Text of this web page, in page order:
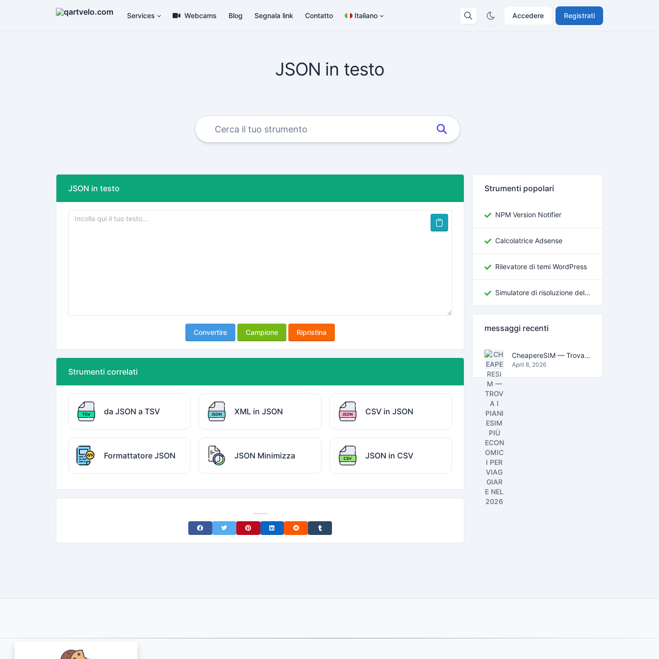
Accedere Registrati
Services Webcams Blog Segnala link Contatto Italiano
JSON in testo
JSON in testo
Convertire Campione Ripristina
Strumenti correlati
da JSON a TSV XML in JSON CSV in JSON
Formattatore JSON JSON Minimizza JSON in CSV
Share on Facebook
Share on TwitterShare on Pinterest
Share on LinkedIn
Share on RedditShare on Tumblr
Strumenti popolari
NPM Version Notifier
Calcolatrice Adsense
Rilevatore di temi WordPress
Simulatore di risoluzione dello schermo
messaggi recenti
CheapereSIM — Trova i piani eSIM più economici per viaggiare nel 2026
April 8, 2026